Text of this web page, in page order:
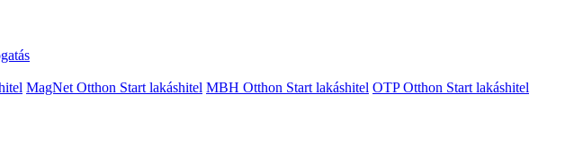
MagNet Otthon Start lakáshitel MBH Otthon Start lakáshitel OTP Otthon Start lakáshitel